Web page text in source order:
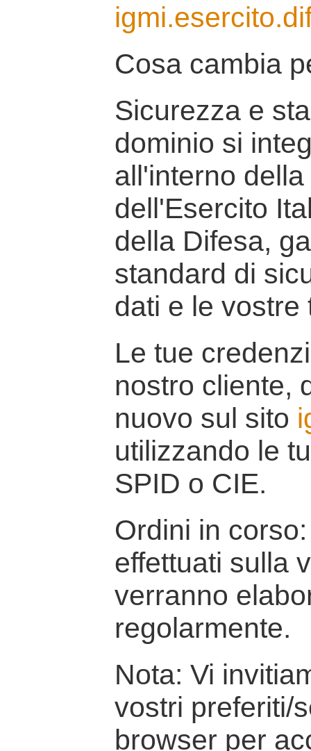
Cosa cambia
Sicurezza e
dominio si
all'interno
dell'Esercito
della Difesa,
standard di
dati e le vostre
Le tue
nostro cliente,
nuovo sul sito
utilizzando le
SPID o CIE.
Ordini in
effettuati sulla
verranno
regolarmente.
Nota: Vi
vostri preferiti/
browser per